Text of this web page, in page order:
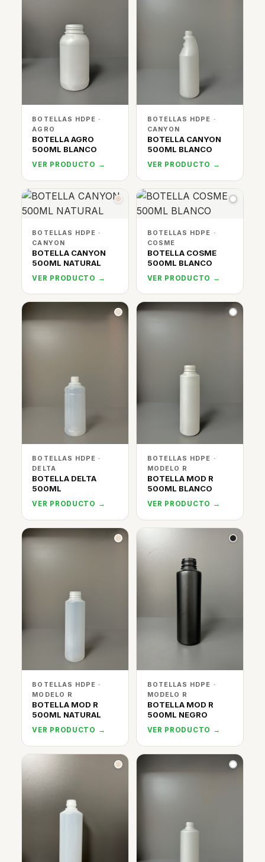
BOTELLAS HDPE ·
AGRO
BOTELLA AGRO
500ML BLANCO
VER PRODUCTO →
BOTELLAS HDPE ·
CANYON
BOTELLA CANYON
500ML BLANCO
VER PRODUCTO →
BOTELLAS HDPE ·
CANYON
BOTELLA CANYON
500ML NATURAL
VER PRODUCTO →
BOTELLAS HDPE ·
COSME
BOTELLA COSME
500ML BLANCO
VER PRODUCTO →
BOTELLAS HDPE ·
DELTA
BOTELLA DELTA
500ML
VER PRODUCTO →
BOTELLAS HDPE ·
MODELO R
BOTELLA MOD R
500ML BLANCO
VER PRODUCTO →
BOTELLAS HDPE ·
MODELO R
BOTELLA MOD R
500ML NATURAL
VER PRODUCTO →
BOTELLAS HDPE ·
MODELO R
BOTELLA MOD R
500ML NEGRO
VER PRODUCTO →